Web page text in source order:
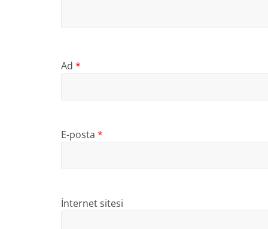
Ad *
E-posta *
İnternet sitesi